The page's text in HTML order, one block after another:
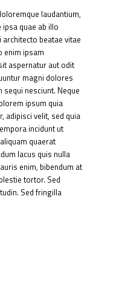
laudantium,
quae ab illo
beatae vitae
enim ipsam
aspernatur aut odit
magni dolores
nesciunt. Neque
ipsum quia
adipisci velit, sed quia
incidunt ut
quaerat
lacus quis nulla
enim, bibendum at
tortor. Sed
Sed fringilla